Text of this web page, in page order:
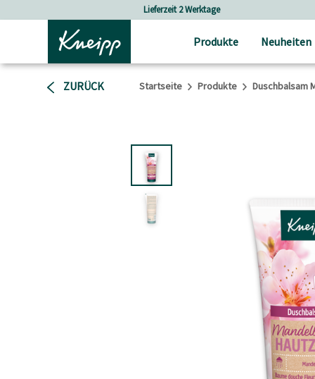
Versandkostenfrei ab 25 € Bestellwert
Produkte Neuheiten
ZURÜCK Startseite Produkte Duschbalsam